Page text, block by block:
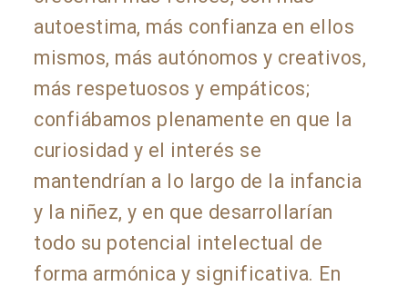
autoestima, más confianza en ellos
mismos, más autónomos y creativos,
más respetuosos y empáticos;
confiábamos plenamente en que la
curiosidad y el interés se
mantendrían a lo largo de la infancia
y la niñez, y en que desarrollarían
todo su potencial intelectual de
forma armónica y significativa. En